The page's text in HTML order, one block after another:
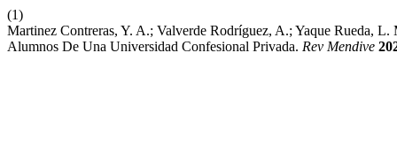
(1)
Martinez Contreras, Y. A.; Valverde Rodríguez, A.; Yaque Rueda,
Alumnos De Una Universidad Confesional Privada. Rev Mendive